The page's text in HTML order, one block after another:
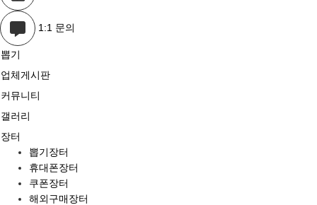
1:1 문의
뽑기
업체게시판
커뮤니티
갤러리
장터
뽑기장터
휴대폰장터
쿠폰장터
해외구매장터